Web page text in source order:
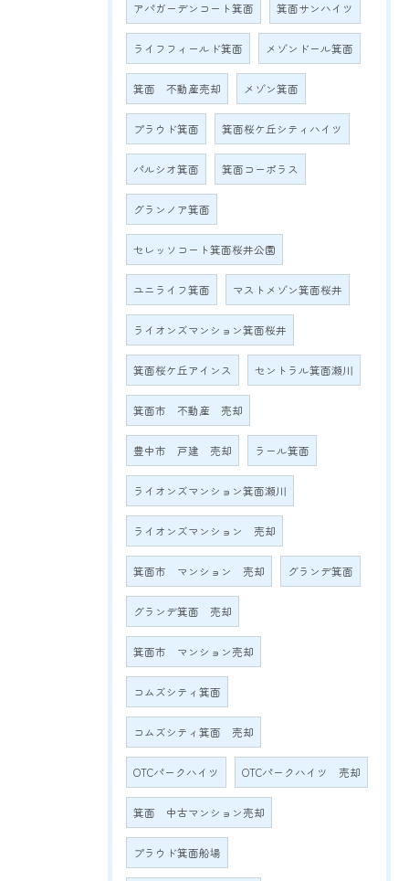
アパガーデンコート箕面 箕面サンハイツ
ライフフィールド箕面 メゾンドール箕面
箕面 不動産売却 メゾン箕面
プラウド箕面 箕面桜ケ丘シティハイツ
パルシオ箕面 箕面コーポラス
グランノア箕面
セレッソコート箕面桜井公園
ユニライフ箕面 マストメゾン箕面桜井
ライオンズマンション箕面桜井
箕面桜ケ丘アインス セントラル箕面瀬川
箕面市 不動産 売却
豊中市 戸建 売却 ラール箕面
ライオンズマンション箕面瀬川
ライオンズマンション 売却
箕面市 マンション 売却 グランデ箕面
グランデ箕面 売却
箕面市 マンション売却
コムズシティ箕面
コムズシティ箕面 売却
OTCパークハイツ OTCパークハイツ 売却
箕面 中古マンション売却
プラウド箕面船場